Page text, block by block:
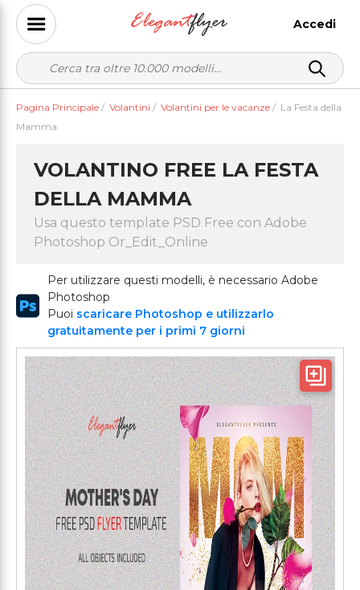
Accedi
Pagina Principale / Volantini / Volantini per le vacanze / La Festa della
Mamma
VOLANTINO FREE LA FESTA
DELLA MAMMA
Usa questo template PSD Free con Adobe
Photoshop Or_Edit_Online
Per utilizzare questi modelli, è necessario Adobe
Photoshop
Puoi scaricare Photoshop e utilizzarlo
gratuitamente per i primi 7 giorni